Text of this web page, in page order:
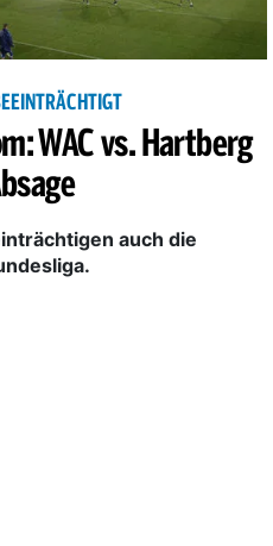
WAC vs. Hartberg
auch die